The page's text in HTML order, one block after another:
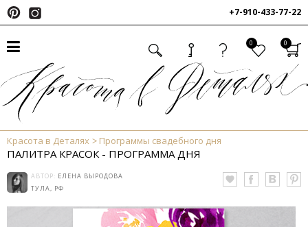
+7-910-433-77-22
0 0
Красота в Деталях Программы свадебного дня
ПАЛИТРА КРАСОК - ПРОГРАММА ДНЯ
АВТОР: ЕЛЕНА ВЫРОДОВА
ТУЛА, РФ